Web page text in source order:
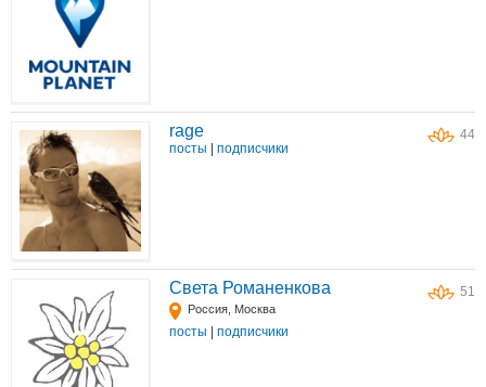
44
rage
посты подписчики
51
Света Романенкова
Россия, Москва
посты подписчики